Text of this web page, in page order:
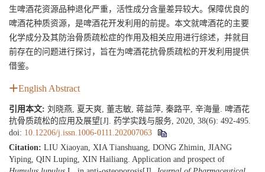
生啤酒花资源品种退化严重，活性成分含量差异较大。保障优良的
啤酒花种质资源，是啤酒花开发利用的前提。本文就啤酒花的主要
化学成分及其防治骨质疏松症的作用及相关应用进行综述，并就目
前存在的问题进行探讨，旨在为啤酒花抗骨质疏松的开发利用提供
借鉴。
English Abstract
引用本文: 刘晓燕, 夏天爽, 董志敏, 蒋益萍, 秦路平, 辛海量. 啤酒花
抗骨质疏松的应用及展望[J]. 药学实践与服务, 2020, 38(6): 492-495.
doi: 10.12206/j.issn.1006-0111.202007063
Citation: LIU Xiaoyan, XIA Tianshuang, DONG Zhimin, JIANG
Yiping, QIN Luping, XIN Hailiang. Application and prospect of